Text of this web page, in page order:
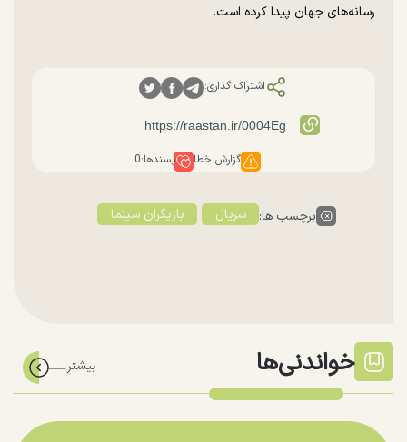
رسانه‌های جهان پیدا کرده است.
اشتراک گذاری:
گزارش خطا پسندها:0
برچسب ها: سریال بازیگران سینما
خواندنی‌ها